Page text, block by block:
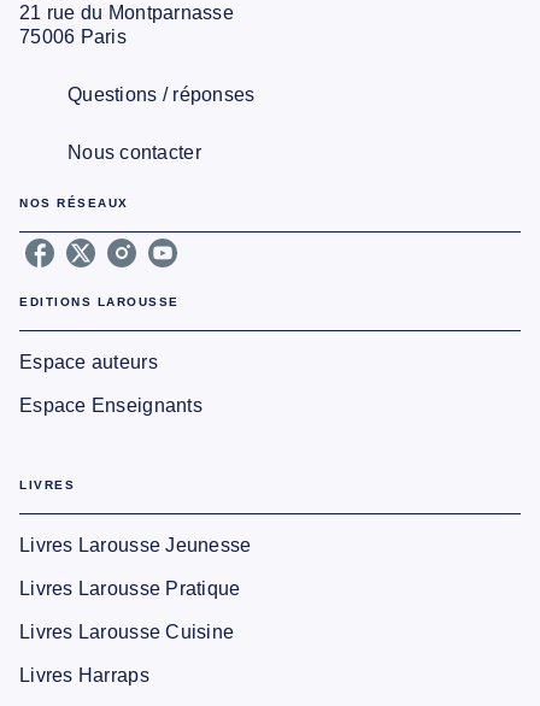
21 rue du Montparnasse
75006 Paris
Questions / réponses
Nous contacter
NOS RÉSEAUX
EDITIONS LAROUSSE
Espace auteurs
Espace Enseignants
LIVRES
Livres Larousse Jeunesse
Livres Larousse Pratique
Livres Larousse Cuisine
Livres Harraps